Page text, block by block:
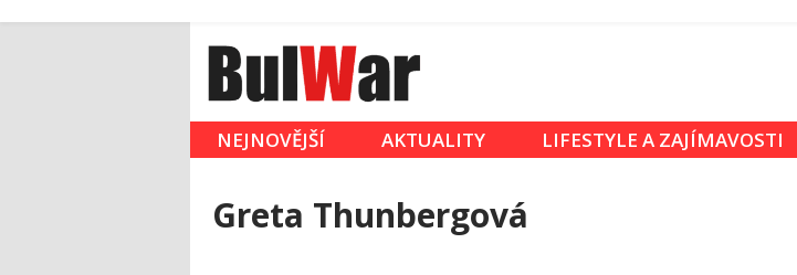
NEJNOVĚJŠÍ AKTUALITY LIFESTYLE A ZAJÍMAVOSTI
Greta Thunbergová